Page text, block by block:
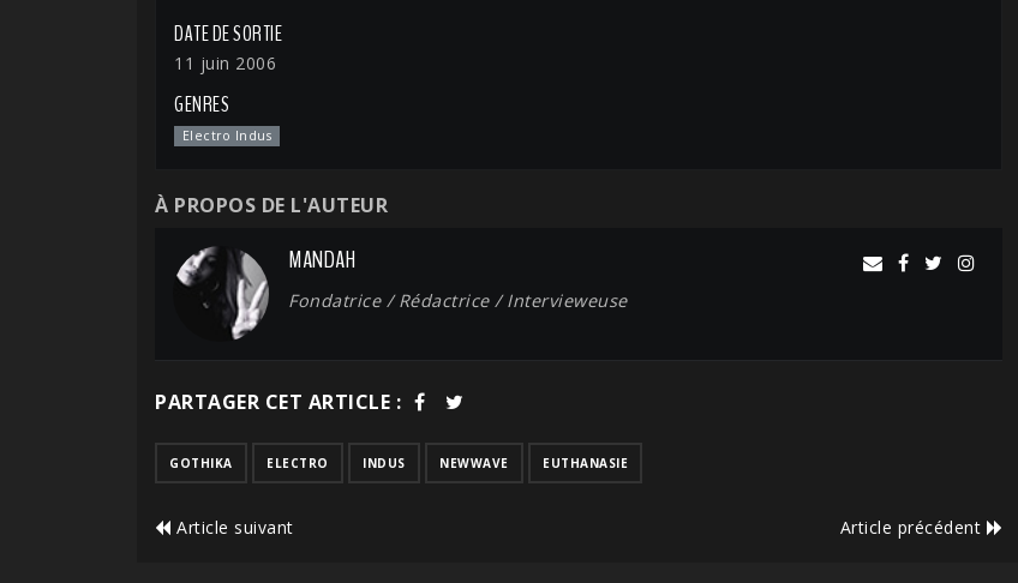
DATE DE SORTIE
11 juin 2006
GENRES
Electro Indus
À PROPOS DE L'AUTEUR
MANDAH
Fondatrice / Rédactrice / Intervieweuse
PARTAGER CET ARTICLE :
GOTHIKA ELECTRO INDUS NEWWAVE EUTHANASIE
Article suivant Article précédent